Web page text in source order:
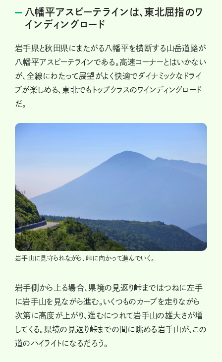
八幡平アスピーテラインは、東北屈指のワ
インディングロード
岩手県と秋田県にまたがる八幡平を横断する山岳道路が
八幡平アスピーテラインである。高速コーナーとはいかない
が、全線にわたって展望がよく快適でダイナミックなドライ
ブが楽しめる、東北でもトップクラスのワインディングロード
だ。
岩手山に見守られながら、峠に向かって進んでいく。
岩手側から上る場合、県境の見返り峠まではつねに左手
に岩手山を見ながら進む。いくつものカーブを走りながら
次第に高度が上がり、進むにつれて岩手山の雄大さが増
してくる。県境の見返り峠までの間に眺める岩手山が、この
道のハイライトになるだろう。